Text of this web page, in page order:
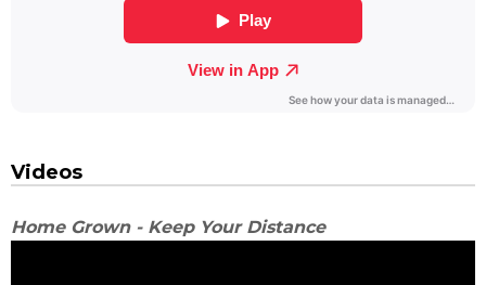
Videos
Home Grown - Keep Your Distance